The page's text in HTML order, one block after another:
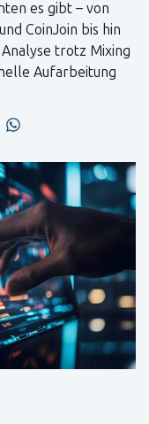
es gibt – von
CoinJoin bis hin
trotz Mixing
Aufarbeitung